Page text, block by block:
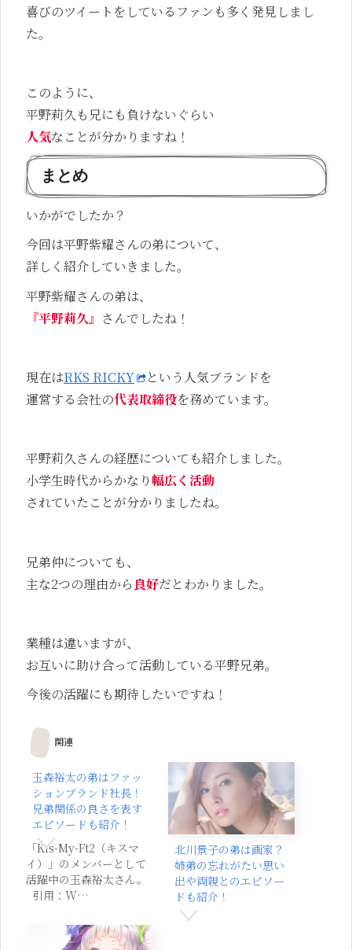
喜びのツイートをしているファンも多く発見しまし
た。
このように、
平野莉久も兄にも負けないぐらい
人気なことが分かりますね！
まとめ
いかがでしたか？
今回は平野紫耀さんの弟について、
詳しく紹介していきました。
平野紫耀さんの弟は、
『平野莉久』 さんでしたね！
現在はRKS RICKY
という人気ブランドを
運営する会社の代表取締役を務めています。
平野莉久さんの経歴についても紹介しました。
小学生時代からかなり幅広く活動
されていたことが分かりましたね。
兄弟仲についても、
主な2つの理由から 良好だとわかりました。
業種は違いますが、
お互いに助け合って活動している平野兄弟。
今後の活躍にも期待したいですね！
関連
玉森裕太の弟はファッ
ションブランド社長！
兄弟関係の良さを表す
エピソードも紹介！
「Kis-My-Ft2（キスマ
イ）」のメンバーとして
活躍中の玉森裕太さん。
引用：W…
北川景子の弟は画家？
姉弟の忘れがたい思い
出や両親とのエピソー
ドも紹介！